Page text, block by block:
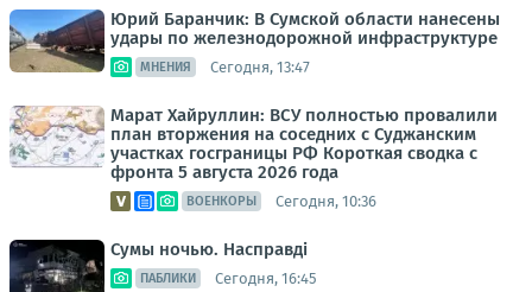
Юрий Баранчик: В Сумской области нанесены
удары по железнодорожной инфраструктуре
МНЕНИЯ Сегодня, 13:47
Марат Хайруллин: ВСУ полностью провалили
план вторжения на соседних с Суджанским
участках госграницы РФ Короткая сводка с
фронта 5 августа 2026 года
ВОЕНКОРЫ Сегодня, 10:36
Сумы ночью. Насправді
ПАБЛИКИ Сегодня, 16:45